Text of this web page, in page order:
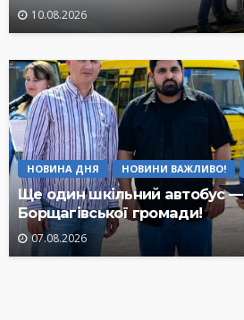
10.08.2026
НОВИНА ДНЯ НОВИНИ ВАЖЛИВО!
Ще один шкільний автобус —
Борщагівської громади!
07.08.2026